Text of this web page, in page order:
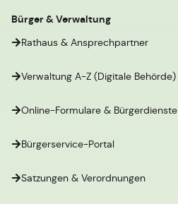
Bürger & Verwaltung
Rathaus & Ansprechpartner
Verwaltung A-Z (Digitale Behörde)
Online-Formulare & Bürgerdienste
Bürgerservice-Portal
Satzungen & Verordnungen